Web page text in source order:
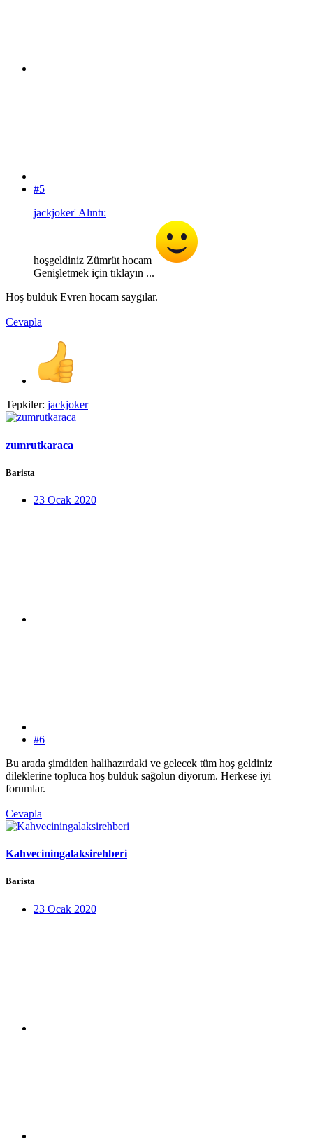
#5
jackjoker' Alıntı:
hoşgeldiniz Zümrüt hocam
Genişletmek için tıklayın ...
Hoş bulduk Evren hocam saygılar.
Cevapla
Tepkiler: jackjoker
zumrutkaraca
Barista
23 Ocak 2020
#6
Bu arada şimdiden halihazırdaki ve gelecek tüm hoş geldiniz
dileklerine topluca hoş bulduk sağolun diyorum. Herkese iyi
forumlar.
Cevapla
Kahveciningalaksirehberi
Barista
23 Ocak 2020